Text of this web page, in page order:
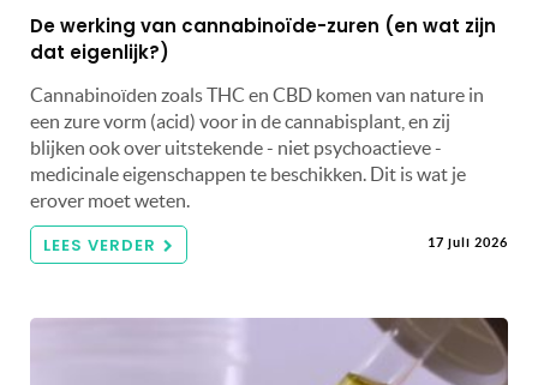
De werking van cannabinoïde-zuren (en wat zijn
dat eigenlijk?)
Cannabinoïden zoals THC en CBD komen van nature in
een zure vorm (acid) voor in de cannabisplant, en zij
blijken ook over uitstekende - niet psychoactieve -
medicinale eigenschappen te beschikken. Dit is wat je
erover moet weten.
LEES VERDER 17 juli 2026